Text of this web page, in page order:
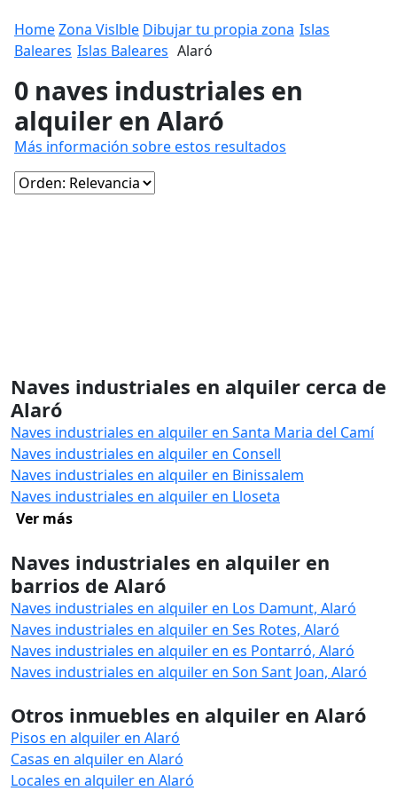
HomeZona Vislble Dibujar tu propia zona Islas
Baleares Islas Baleares Alaró
0 naves industriales en
alquiler en Alaró
Más información sobre estos resultados
Naves industriales en alquiler cerca de
Alaró
Naves industriales en alquiler en Santa Maria del Camí
Naves industriales en alquiler en Consell
Naves industriales en alquiler en Binissalem
Naves industriales en alquiler en Lloseta
Ver más
Naves industriales en alquiler en
barrios de Alaró
Naves industriales en alquiler en Los Damunt, Alaró
Naves industriales en alquiler en Ses Rotes, Alaró
Naves industriales en alquiler en es Pontarró, Alaró
Naves industriales en alquiler en Son Sant Joan, Alaró
Otros inmuebles en alquiler en Alaró
Pisos en alquiler en Alaró
Casas en alquiler en Alaró
Locales en alquiler en Alaró